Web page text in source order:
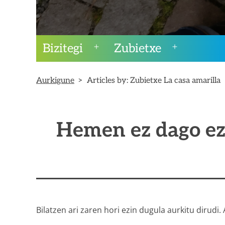
Aurkigune
Bizitegi
Ireki
ezazu
menua
Zubietxe
Ireki
ezazu
Aurkigune Articles by: Zubietxe La casa amarilla
Hemen ez dago
Bilatzen ari zaren hori ezin dugula aurkitu dirudi.